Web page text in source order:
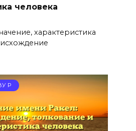
человека
характеристика
Р